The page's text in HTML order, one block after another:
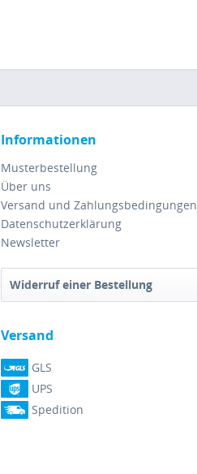
Informationen
Musterbestellung
Über uns
Versand und Zahlungsbedingungen
Datenschutzerklärung
Newsletter
Widerruf einer Bestellung
Versand
GLS
UPS
Spedition